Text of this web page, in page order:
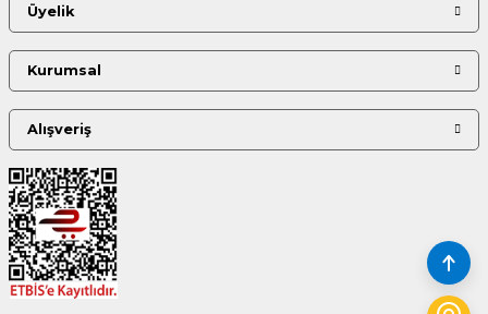
Üyelik
Kurumsal
Alışveriş